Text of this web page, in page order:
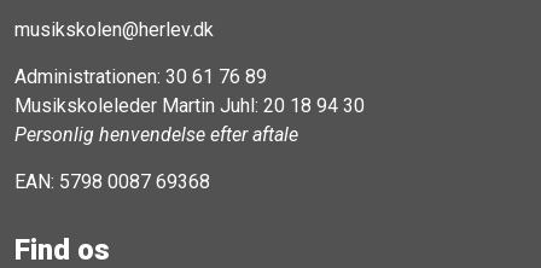
musikskolen@herlev.dk
Administrationen: 30 61 76 89
Musikskoleleder Martin Juhl: 20 18 94 30
Personlig henvendelse efter aftale
EAN: 5798 0087 69368
Find os